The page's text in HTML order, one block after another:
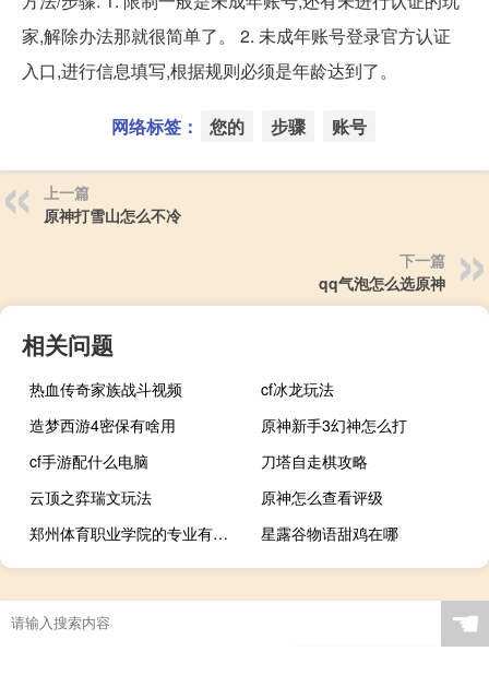
家,解除办法那就很简单了。 2. 未成年账号登录官方认证
入口,进行信息填写,根据规则必须是年龄达到了。
网络标签： 您的 步骤 账号
上一篇
原神打雪山怎么不冷
下一篇
qq气泡怎么选原神
相关问题
热血传奇家族战斗视频
cf冰龙玩法
造梦西游4密保有啥用
原神新手3幻神怎么打
cf手游配什么电脑
刀塔自走棋攻略
云顶之弈瑞文玩法
原神怎么查看评级
郑州体育职业学院的专业有哪些
星露谷物语甜鸡在哪
☚